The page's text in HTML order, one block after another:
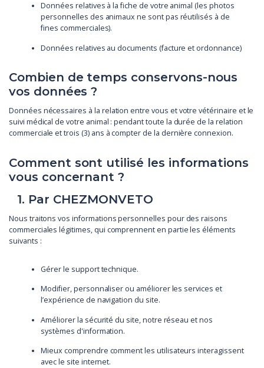
Données relatives à la fiche de votre animal (les photos
personnelles des animaux ne sont pas réutilisés à de
fines commerciales).
Données relatives au documents (facture et ordonnance)
Combien de temps conservons-nous
vos données ?
Données nécessaires à la relation entre vous et votre vétérinaire et le
suivi médical de votre animal : pendant toute la durée de la relation
commerciale et trois (3) ans à compter de la dernière connexion.
Comment sont utilisé les informations
vous concernant ?
1. Par CHEZMONVETO
Nous traitons vos informations personnelles pour des raisons
commerciales légitimes, qui comprennent en partie les éléments
suivants :
Gérer le support technique.
Modifier, personnaliser ou améliorer les services et
l’expérience de navigation du site.
Améliorer la sécurité du site, notre réseau et nos
systèmes d'information.
Mieux comprendre comment les utilisateurs interagissent
avec le site internet.